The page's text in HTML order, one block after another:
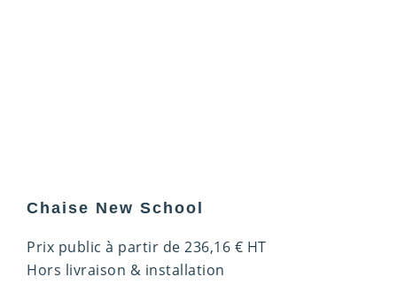
Chaise New School
Prix public à partir de 236,16 € HT
Hors livraison & installation